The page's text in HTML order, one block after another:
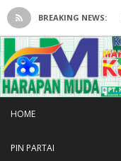
BREAKING NEWS:
HOME
PIN PARTAI